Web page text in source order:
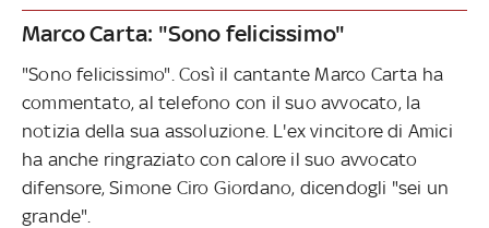
Marco Carta: "Sono felicissimo"
"Sono felicissimo". Così il cantante Marco Carta ha
commentato, al telefono con il suo avvocato, la
notizia della sua assoluzione. L'ex vincitore di Amici
ha anche ringraziato con calore il suo avvocato
difensore, Simone Ciro Giordano, dicendogli "sei un
grande".